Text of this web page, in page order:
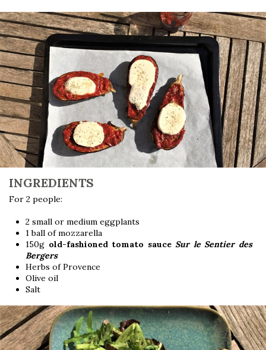
INGREDIENTS
For 2 people:
2 small or medium eggplants
1 ball of mozzarella
150g old-fashioned tomato sauce Sur le Sentier des
Bergers
Herbs of Provence
Olive oil
Salt